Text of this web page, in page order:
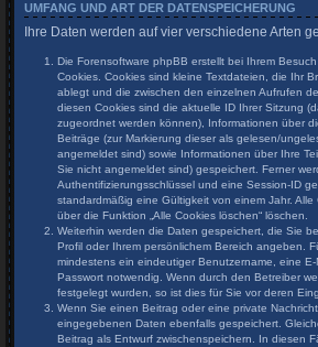
UMFANG UND ART DER DATENSPEICHERUNG
Ihre Daten werden auf vier verschiedene Arten
Die Forensoftware phpBB erstellt bei Ihrem
Cookies. Cookies sind kleine Textdateien, die Ihr
ablegt und die zwischen den einzelnen Aufrufen
diesen Cookies sind die aktuelle ID Ihrer Sitzung
zugeordnet werden können), Informationen über
Beiträge (zur Markierung dieser als gelesen/
angemeldet sind) sowie Informationen über Ihre
Sie nicht angemeldet sind) gespeichert. Ferner
Authentifizierungsschlüssel und eine Session-ID
standardmäßig eine Gültigkeit von einem Jahr.
über die Funktion „Alle Cookies löschen“ löschen.
Weiterhin werden die Daten gespeichert, die Sie
Profil oder Ihrem persönlichem Bereich angeben.
mindestens ein eindeutiger Benutzername, eine
Passwort notwendig. Wenn durch den Betreiber
festgelegt wurden, so ist dies für Sie vor deren
Wenn Sie einen Beitrag oder eine private
eingegebenen Daten ebenfalls gespeichert.
Beitrag als Entwurf zwischenspeichern. In diesen